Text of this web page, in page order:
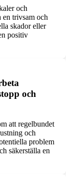
och
trivsam och
skador eller
positiv
och
att regelbundet
och
problem
säkerställa en